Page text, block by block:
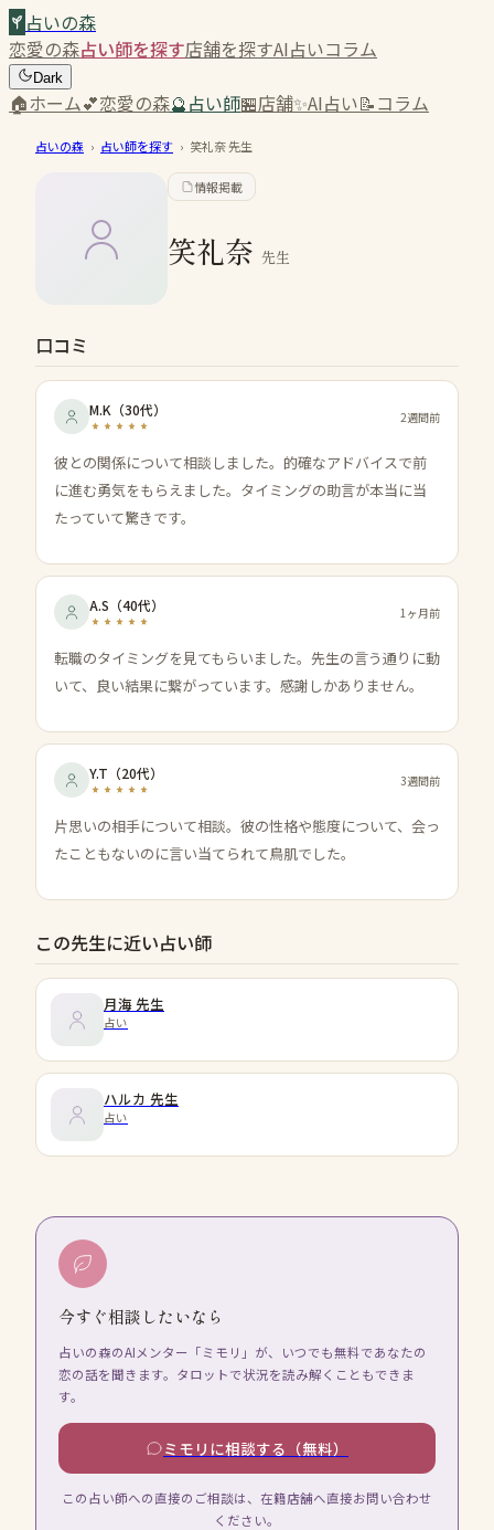
占いの森
恋愛の森占い師を探す店舗を探すAI占いコラム
Dark
🏠ホーム💕恋愛の森🔮占い師🏪店舗✨AI占い📝コラム
占いの森 › 占い師を探す › 笑礼奈先生
情報掲載
笑礼奈 先生
口コミ
M.K （30代） 2週間前
彼との関係について相談しました。的確なアドバイスで前
に進む勇気をもらえました。タイミングの助言が本当に当
たっていて驚きです。
A.S （40代） 1ヶ月前
転職のタイミングを見てもらいました。先生の言う通りに動
いて、良い結果に繋がっています。感謝しかありません。
Y.T （20代） 3週間前
片思いの相手について相談。彼の性格や態度について、会っ
たこともないのに言い当てられて鳥肌でした。
この先生に近い占い師
月海 先生
占い
ハルカ 先生
占い
今すぐ相談したいなら
占いの森のAIメンター「ミモリ」が、いつでも無料であなたの
恋の話を聞きます。タロットで状況を読み解くこともできま
す。
ミモリに相談する（無料）
この占い師への直接のご相談は、在籍店舗へ直接お問い合わせ
ください。